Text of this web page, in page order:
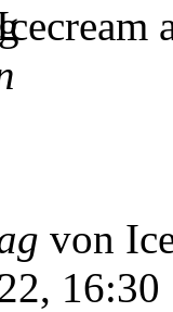
von
16:30